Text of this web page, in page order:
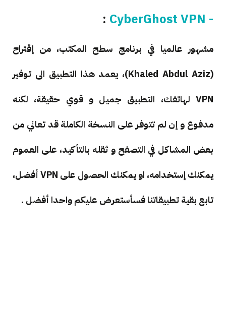
- CyberGhost VPN
:
مشهور عالميا في برنامج سطح المكتب، من إقتراح
(Khaled Abdul Aziz)، يعمد هذا التطبيق الى توفير
VPN لهاتفك، التطبيق جميل و قوي حقيقة، لكنه
مدفوع و إن لم تتوفر على النسخة الكاملة قد تعاني من
بعض المشاكل في التصفح و ثقله بالتأكيد، على العموم
يمكنك إستخدامه، او يمكنك الحصول على VPN أفضل،
تابع بقية تطبيقاتنا فسأستعرض عليكم واحدا أفضل .